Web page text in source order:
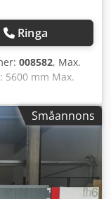
Ringa
008582, Max.
5600 mm Max.
Stvis Ahisf
ja
Småannons